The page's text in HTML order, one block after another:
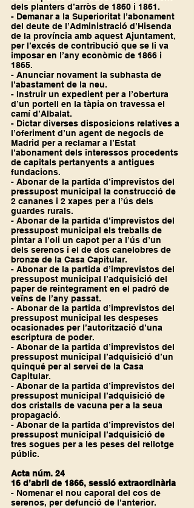
dels planters d’arròs de 1860 i 1861.
- Demanar a la Superioritat l’abonament
del deute de l’Administració d’Hisenda
de la província amb aquest Ajuntament,
per l’excés de contribució que se li va
imposar en l’any econòmic de 1866 i
1865.
- Anunciar novament la subhasta de
l’abastament de la neu.
- Instruir un expedient per a l’obertura
d’un portell en la tàpia on travessa el
camí d’Albalat.
- Dictar diverses disposicions relatives a
l’oferiment d’un agent de negocis de
Madrid per a reclamar a l’Estat
l’abonament dels interessos procedents
de capitals pertanyents a antigues
fundacions.
- Abonar de la partida d’imprevistos del
pressupost municipal la construcció de
2 cananes i 2 xapes per a l’ús dels
guardes rurals.
- Abonar de la partida d’imprevistos del
pressupost municipal els treballs de
pintar a l’oli un capot per a l’ús d’un
dels serenos i el de dos canelobres de
bronze de la Casa Capitular.
- Abonar de la partida d’imprevistos del
pressupost municipal l’adquisició del
paper de reintegrament en el padró de
veïns de l’any passat.
- Abonar de la partida d’imprevistos del
pressupost municipal les despeses
ocasionades per l’autorització d’una
escriptura de poder.
- Abonar de la partida d’imprevistos del
pressupost municipal l’adquisició d’un
quinqué per al servei de la Casa
Capitular.
- Abonar de la partida d’imprevistos del
pressupost municipal l’adquisició de
dos cristalls de vacuna per a la seua
propagació.
- Abonar de la partida d’imprevistos del
pressupost municipal l’adquisició de
tres sogues per a les peses del rellotge
públic.
Acta núm. 24
16 d’abril de 1866, sessió extraordinària
- Nomenar el nou caporal del cos de
serenos, per defunció de l’anterior.